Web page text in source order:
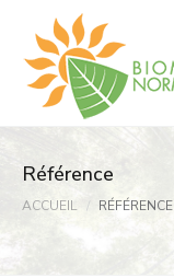
contenu
Référence
ACCUEIL RÉFÉRENCE